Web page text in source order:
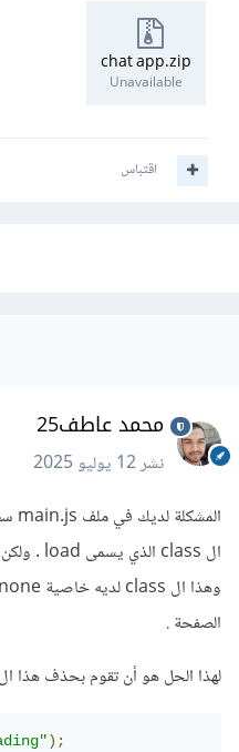
chat app.zip
Unavailable
اقتباس
محمد عاطف25
نشر12 يوليو 2025
الصفحة .
لهذا الحل هو أن تقوم بحذف هذا ال class loading هكذا
);